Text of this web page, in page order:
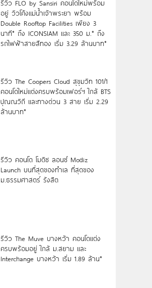
รีวิว FLO by Sansiri คอนโดใหม่พร้อม
อยู่ วิวโค้งแม่น้ำเจ้าพระยา พร้อม
Double Rooftop Facilities เพียง 3
นาที* ถึง ICONSIAM และ 350 ม.* ถึง
รถไฟฟ้าสายสีทอง เริ่ม 3.29 ล้านบาท*
รีวิว The Coopers Cloud สุขุมวิท 101/1
คอนโดใหม่แต่งครบพร้อมเฟอร์ฯ ใกล้ BTS
ปุณณวิถี และทางด่วน 3 สาย เริ่ม 2.29
ล้านบาท*
รีวิว คอนโด โมดิซ ลอนซ์ Modiz
Launch บนที่สุดของทำเล ที่สุดของ
ม.ธรรมศาสตร์ รังสิต
รีวิว The Muve บางหว้า คอนโดแต่ง
ครบพร้อมอยู่ ใกล้ ม.สยาม และ
Interchange บางหว้า เริ่ม 1.89 ล้าน*